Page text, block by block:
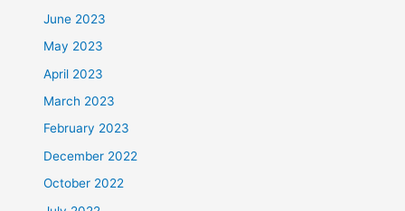
June 2023
May 2023
April 2023
March 2023
February 2023
December 2022
October 2022